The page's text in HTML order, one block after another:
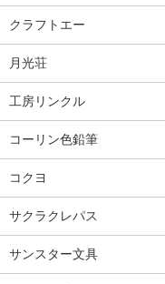
クラフトエー
月光荘
工房リンクル
コーリン色鉛筆
コクヨ
サクラクレパス
サンスター文具